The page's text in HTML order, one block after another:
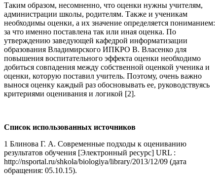
Таким образом, несомненно, что оценки нужны учителям,
администрации школы, родителям. Также и ученикам
необходимы оценки, а их значение определяется пониманием:
за что именно поставлена так или иная оценка. По
утверждению заведующей кафедрой информатизации
образования Владимирского ИПКРО В. Власенко для
повышения воспитательного эффекта оценки необходимо
добиться совпадения между собственной оценкой ученика и
оценки, которую поставил учитель. Поэтому, очень важно
вынося оценку каждый раз обосновывать ее, руководствуясь
критериями оценивания и логикой [2].
Список использованных источников
1 Блинова Г. А. Современные подходы к оцениванию
результатов обучения [Электронный ресурс] URL :
http://nsportal.ru/shkola/biologiya/library/2013/12/09 (дата
обращения: 05.10.15).